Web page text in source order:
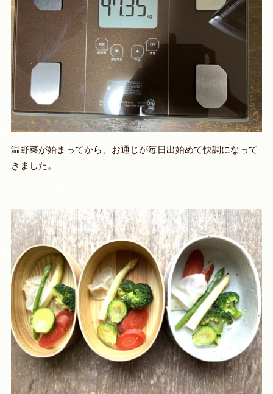
温野菜が始まってから、お通じが毎日出始めて快調になって
きました。